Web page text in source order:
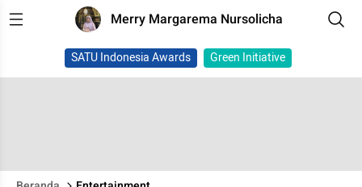
Merry Margarema Nursolicha
SATU Indonesia Awards Green Initiative